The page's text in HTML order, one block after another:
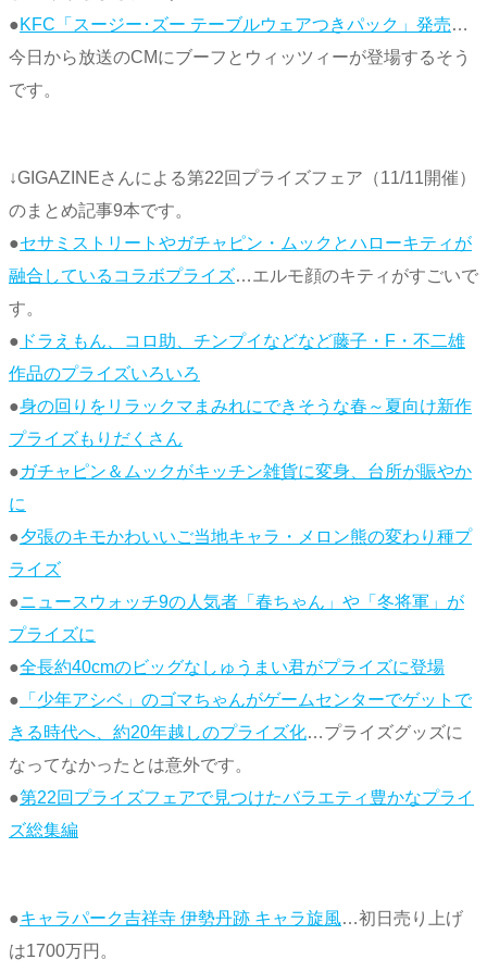
●KFC「スージー･ズー テーブルウェアつきパック」発売…
今日から放送のCMにブーフとウィッツィーが登場するそう
です。
↓GIGAZINEさんによる第22回プライズフェア（11/11開催）
のまとめ記事9本です。
●セサミストリートやガチャピン・ムックとハローキティが
融合しているコラボプライズ…エルモ顔のキティがすごいで
す。
● ドラえもん、コロ助、チンプイなどなど藤子・F・不二雄
作品のプライズいろいろ
●身の回りをリラックマまみれにできそうな春～夏向け新作
プライズもりだくさん
●ガチャピン＆ムックがキッチン雑貨に変身、台所が賑やか
に
●夕張のキモかわいいご当地キャラ・メロン熊の変わり種プ
ライズ
●ニュースウォッチ9の人気者「春ちゃん」や「冬将軍」が
プライズに
●全長約40cmのビッグなしゅうまい君がプライズに登場
● 「少年アシベ」のゴマちゃんがゲームセンターでゲットで
きる時代へ、約20年越しのプライズ化…プライズグッズに
なってなかったとは意外です。
●第22回プライズフェアで見つけたバラエティ豊かなプライ
ズ総集編
●キャラパーク吉祥寺 伊勢丹跡 キャラ旋風…初日売り上げ
は1700万円。